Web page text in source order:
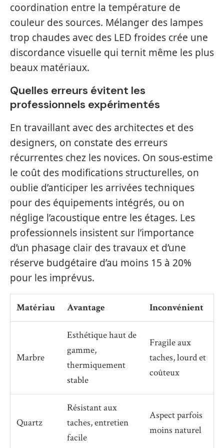
coordination entre la température de
couleur des sources. Mélanger des lampes
trop chaudes avec des LED froides crée une
discordance visuelle qui ternit même les plus
beaux matériaux.
Quelles erreurs évitent les
professionnels expérimentés
En travaillant avec des architectes et des
designers, on constate des erreurs
récurrentes chez les novices. On sous-estime
le coût des modifications structurelles, on
oublie d’anticiper les arrivées techniques
pour des équipements intégrés, ou on
néglige l’acoustique entre les étages. Les
professionnels insistent sur l’importance
d’un phasage clair des travaux et d’une
réserve budgétaire d’au moins 15 à 20%
pour les imprévus.
Matériau Avantage Inconvénient
Marbre
Esthétique haut de
gamme,
thermiquement
stable
Fragile aux
taches, lourd et
coûteux
Quartz
Résistant aux
taches, entretien
facile
Aspect parfois
moins naturel